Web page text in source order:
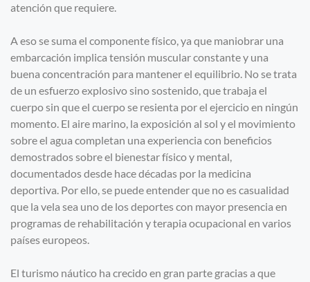
atención que requiere.
A eso se suma el componente físico, ya que maniobrar una
embarcación implica tensión muscular constante y una
buena concentración para mantener el equilibrio. No se trata
de un esfuerzo explosivo sino sostenido, que trabaja el
cuerpo sin que el cuerpo se resienta por el ejercicio en ningún
momento. El aire marino, la exposición al sol y el movimiento
sobre el agua completan una experiencia con beneficios
demostrados sobre el bienestar físico y mental,
documentados desde hace décadas por la medicina
deportiva. Por ello, se puede entender que no es casualidad
que la vela sea uno de los deportes con mayor presencia en
programas de rehabilitación y terapia ocupacional en varios
países europeos.
El turismo náutico ha crecido en gran parte gracias a que